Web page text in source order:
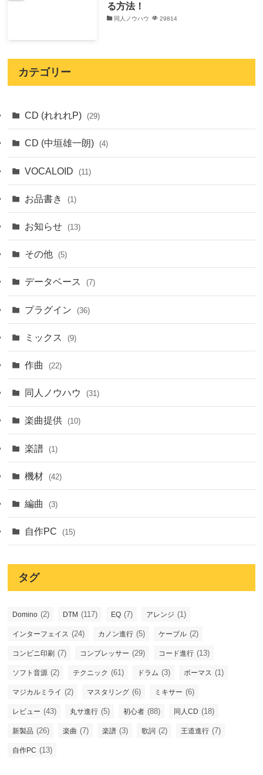
る方法！
同人ノウハウ 29814
カテゴリー
CD (れれれP) (29)
CD (中垣雄一朗) (4)
VOCALOID (11)
お品書き (1)
お知らせ (13)
その他 (5)
データベース (7)
プラグイン (36)
ミックス (9)
作曲 (22)
同人ノウハウ (31)
楽曲提供 (10)
楽譜 (1)
機材 (42)
編曲 (3)
自作PC (15)
タグ
Domino (2) DTM (117) EQ (7) アレンジ (1)
インターフェイス (24) カノン進行 (5) ケーブル (2)
コンビニ印刷 (7) コンプレッサー (29) コード進行 (13)
ソフト音源 (2) テクニック (61) ドラム (3) ボーマス (1)
マジカルミライ (2) マスタリング (6) ミキサー (6)
レビュー (43) 丸サ進行 (5) 初心者 (88) 同人CD (18)
新製品 (26) 楽曲 (7) 楽譜 (3) 歌詞 (2) 王道進行 (7)
自作PC (13)